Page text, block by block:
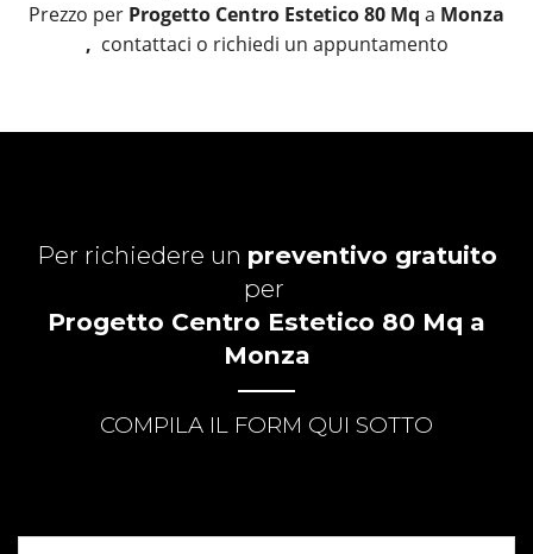
Prezzo per Progetto Centro Estetico 80 Mq a Monza
, contattaci o richiedi un appuntamento
Per richiedere un preventivo gratuito
per
Progetto Centro Estetico 80 Mq a
Monza
COMPILA IL FORM QUI SOTTO